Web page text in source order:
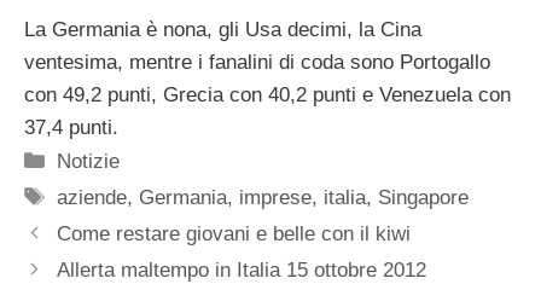
La Germania è nona, gli Usa decimi, la Cina
ventesima, mentre i fanalini di coda sono Portogallo
con 49,2 punti, Grecia con 40,2 punti e Venezuela con
37,4 punti.
Categorie
Notizie
Tag
aziende, Germania, imprese, italia, Singapore
Come restare giovani e belle con il kiwi
Allerta maltempo in Italia 15 ottobre 2012